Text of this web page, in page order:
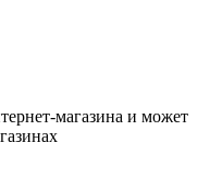
магазина и может